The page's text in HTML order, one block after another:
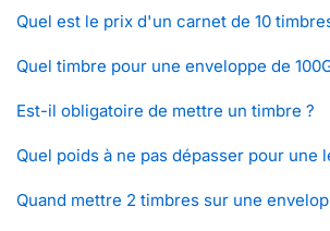
Quel est le prix d'un carnet de 10
Quel timbre pour une enveloppe de
Est-il obligatoire de mettre un timbre ?
Quel poids à ne pas dépasser pour une
Quand mettre 2 timbres sur une